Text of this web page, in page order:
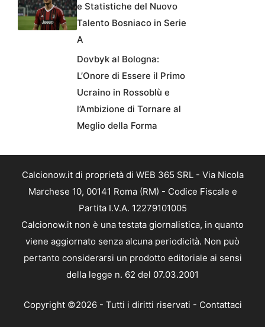
e Statistiche del Nuovo
Talento Bosniaco in Serie
A
Dovbyk al Bologna:
L’Onore di Essere il Primo
Ucraino in Rossoblù e
l’Ambizione di Tornare al
Meglio della Forma
Calcionow.it di proprietà di WEB 365 SRL - Via Nicola
Marchese 10, 00141 Roma (RM) - Codice Fiscale e
Partita I.V.A. 12279101005
Calcionow.it non è una testata giornalistica, in quanto
viene aggiornato senza alcuna periodicità. Non può
pertanto considerarsi un prodotto editoriale ai sensi
della legge n. 62 del 07.03.2001
Copyright ©2026 - Tutti i diritti riservati - Contattaci